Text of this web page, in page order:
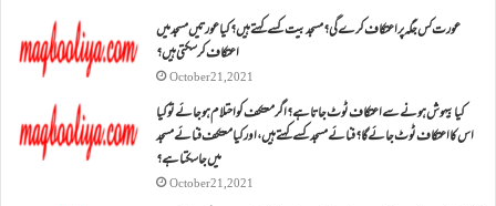
عورت کس جگہ پر اعتکاف کرے گی؟مسجد بیت کسے کہتے ہیں؟کیا عورتیں مسجد میں
اعتکاف کر سکتی ہیں؟
October 21, 2021
کیا بیہوش ہونے سے اعتکاف ٹوٹ جاتا ہے؟ اگر معتکف کو احتلام ہو جائے تو کیا
اس کا اعتکاف ٹوٹ جائے گا؟فنائے مسجد کسے کہتے ہیں ، اور کیا معتکف فنائے مسجد
میں جا سکتا ہے؟
October 21, 2021